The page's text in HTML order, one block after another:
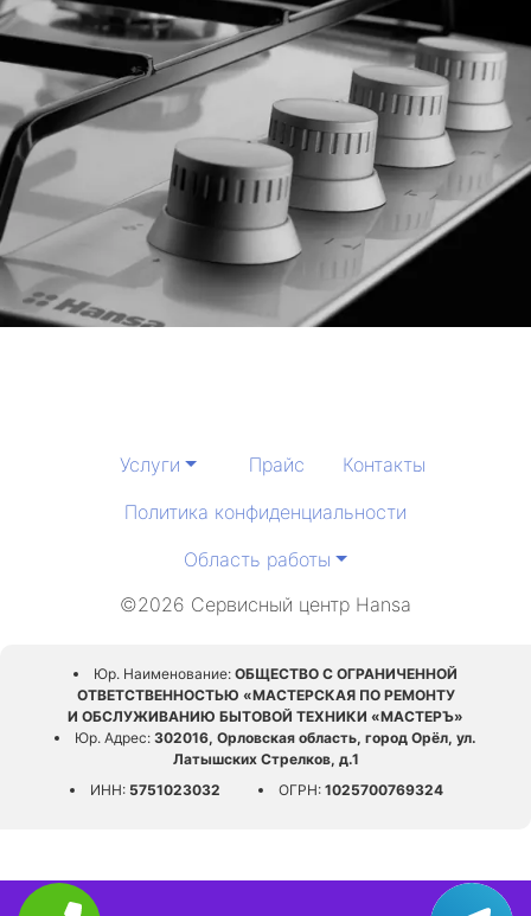
Услуги Прайс
Контакты
Политика конфиденциальности
Область работы
©2026 Сервисный центр Hansa
Юр. Наименование: ОБЩЕСТВО С ОГРАНИЧЕННОЙ
ОТВЕТСТВЕННОСТЬЮ «МАСТЕРСКАЯ ПО РЕМОНТУ
И ОБСЛУЖИВАНИЮ БЫТОВОЙ ТЕХНИКИ «МАСТЕРЪ»
Юр. Адрес: 302016, Орловская область, город Орёл, ул.
Латышских Стрелков, д.1
ИНН:5751023032 ОГРН:1025700769324